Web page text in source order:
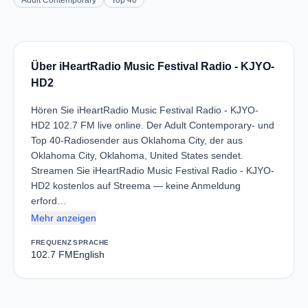
Über iHeartRadio Music Festival Radio - KJYO-
HD2
Hören Sie iHeartRadio Music Festival Radio - KJYO-
HD2 102.7 FM live online. Der Adult Contemporary- und
Top 40-Radiosender aus Oklahoma City, der aus
Oklahoma City, Oklahoma, United States sendet.
Streamen Sie iHeartRadio Music Festival Radio - KJYO-
HD2 kostenlos auf Streema — keine Anmeldung
erford…
Mehr anzeigen
FREQUENZ
102.7 FM
SPRACHE
English